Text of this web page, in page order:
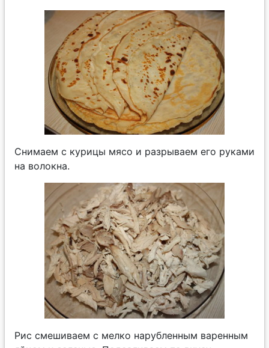
Снимаем с курицы мясо и разрываем его руками
на волокна.
Рис смешиваем с мелко нарубленным варенным